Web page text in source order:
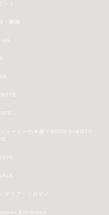
ント
・解除
US
ャーニーの本棚 / BOOKS+KOTO
マリア・ソロザノ
Exhibition